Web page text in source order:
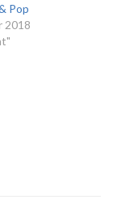
Pop
2018